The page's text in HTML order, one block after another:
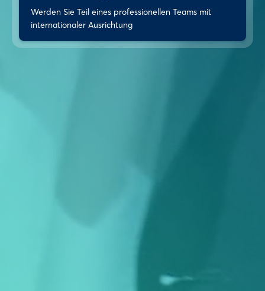
Werden Sie Teil eines professionellen Teams mit
internationaler Ausrichtung